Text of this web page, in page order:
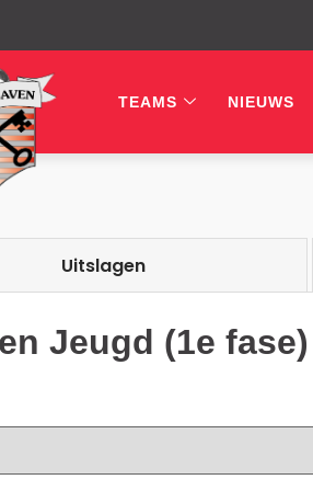
TEAMS NIEUWS
Uitslagen
Jeugd (1e fase)